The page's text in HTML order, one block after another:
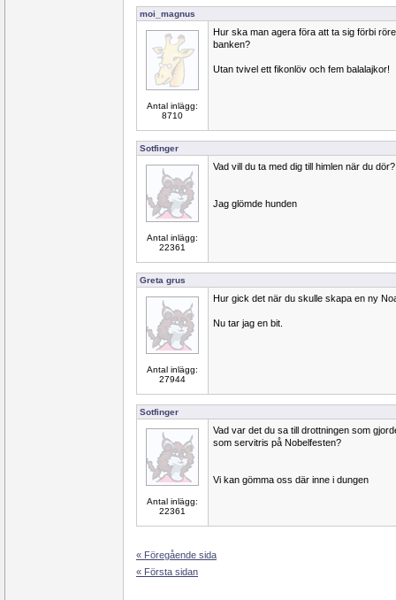
moi_magnus
Antal inlägg:
8710
Hur ska man agera föra att ta sig förbi
banken?
Utan tvivel ett fikonlöv och fem balalajkor!
Sotfinger
Antal inlägg:
22361
Vad vill du ta med dig till himlen när du dör?
Jag glömde hunden
Greta grus
Antal inlägg:
27944
Hur gick det när du skulle skapa en ny
Nu tar jag en bit.
Sotfinger
Antal inlägg:
22361
Vad var det du sa till drottningen som
som servitris på Nobelfesten?
Vi kan gömma oss där inne i dungen
« Föregående sida
« Första sidan